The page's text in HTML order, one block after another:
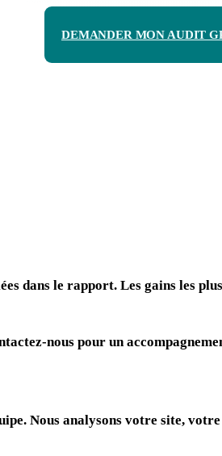
DEMANDER MON AUDIT
dans le rapport. Les gains les
nous pour un
Nous analysons votre site,